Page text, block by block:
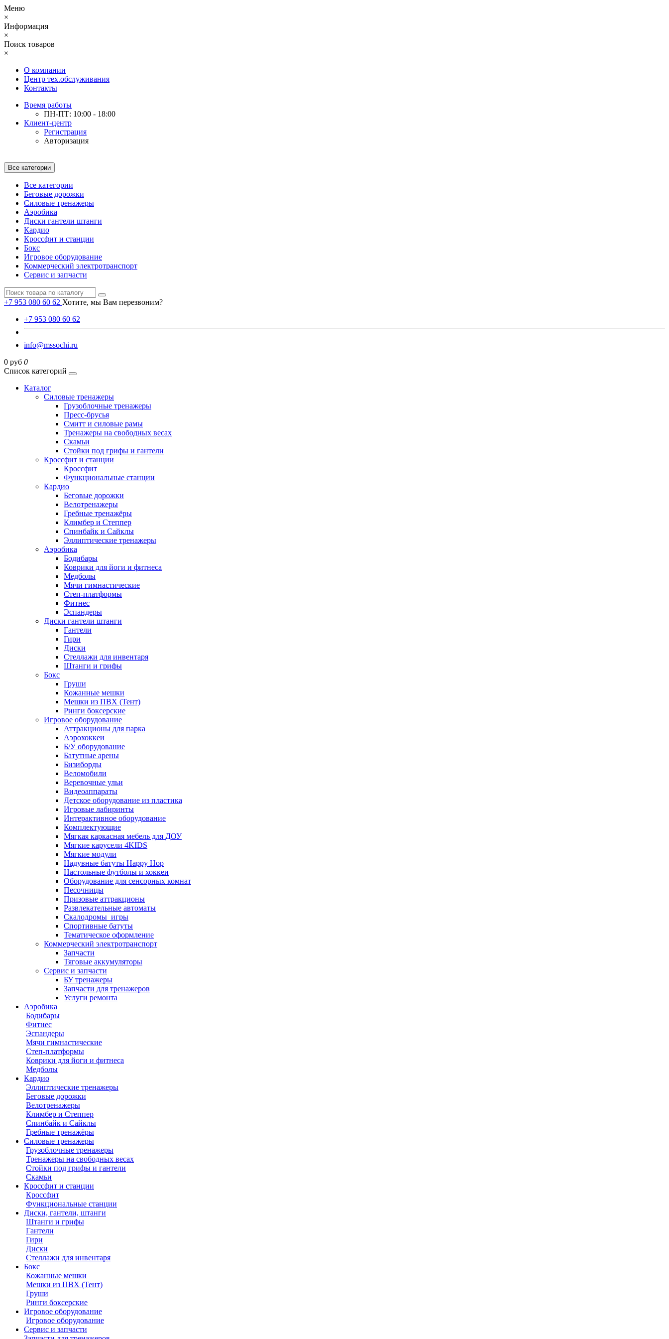
Меню
×
Информация
×
Поиск товаров
×
О компании
Центр тех.обслуживания
Контакты
Время работы
ПН-ПТ: 10:00 - 18:00
Клиент-центр
Регистрация
Авторизация
Все категории
Все категории
Беговые дорожки
Силовые тренажеры
Аэробика
Диски гантели штанги
Кардио
Кроссфит и станции
Бокс
Игровое оборудование
Коммерческий электротранспорт
Сервис и запчасти
+7 953 080 60 62 Хотите, мы Вам перезвоним?
+7 953 080 60 62
info@mssochi.ru
0 руб 0
Список категорий
Каталог
Силовые тренажеры
Грузоблочные тренажеры
Пресс-брусья
Смитт и силовые рамы
Тренажеры на свободных весах
Скамьи
Стойки под грифы и гантели
Кроссфит и станции
Кроссфит
Функциональные станции
Кардио
Беговые дорожки
Велотренажеры
Гребные тренажёры
Климбер и Степпер
Спинбайк и Сайклы
Эллиптические тренажеры
Аэробика
Бодибары
Коврики для йоги и фитнеса
Медболы
Мячи гимнастические
Степ-платформы
Фитнес
Эспандеры
Диски гантели штанги
Гантели
Гири
Диски
Стеллажи для инвентаря
Штанги и грифы
Бокс
Груши
Кожанные мешки
Мешки из ПВХ (Тент)
Ринги боксерские
Игровое оборудование
Аттракционы для парка
Аэрохоккеи
Б/У оборудование
Батутные арены
Бизиборды
Веломобили
Веревочные ульи
Видеоаппараты
Детское оборудование из пластика
Игровые лабиринты
Интерактивное оборудование
Комплектующие
Мягкая каркасная мебель для ДОУ
Мягкие карусели 4KIDS
Мягкие модули
Надувные батуты Happy Hop
Настольные футболы и хоккеи
Оборудование для сенсорных комнат
Песочницы
Призовые аттракционы
Развлекательные автоматы
Скалодромы_игры
Спортивные батуты
Тематическое оформление
Коммерческий электротранспорт
Запчасти
Тяговые аккумуляторы
Сервис и запчасти
БУ тренажеры
Запчасти для тренажеров
Услуги ремонта
Аэробика
Бодибары
Фитнес
Эспандеры
Мячи гимнастические
Степ-платформы
Коврики для йоги и фитнеса
Медболы
Кардио
Эллиптические тренажеры
Беговые дорожки
Велотренажеры
Климбер и Степпер
Спинбайк и Сайклы
Гребные тренажёры
Силовые тренажеры
Грузоблочные тренажеры
Тренажеры на свободных весах
Стойки под грифы и гантели
Скамьи
Кроссфит и станции
Кроссфит
Функциональные станции
Диски, гантели, штанги
Штанги и грифы
Гантели
Гири
Диски
Стеллажи для инвентаря
Бокс
Кожанные мешки
Мешки из ПВХ (Тент)
Груши
Ринги боксерские
Игровое оборудование
Игровое оборудование
Сервис и запчасти